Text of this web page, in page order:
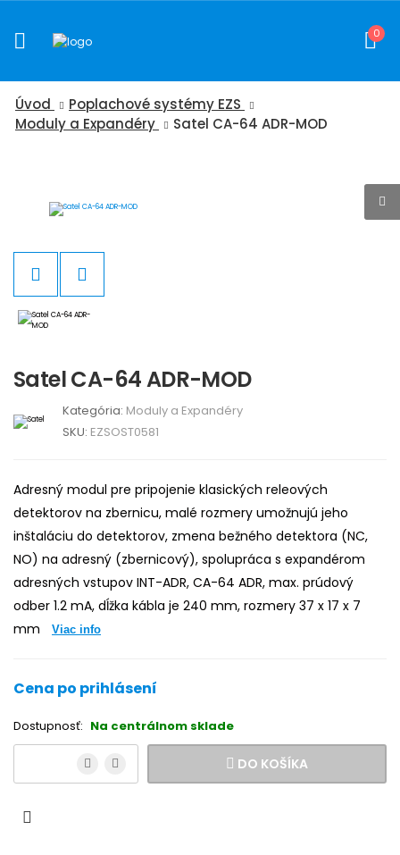
0
Úvod
Poplachové systémy EZS
Moduly a Expandéry
Satel CA-64 ADR-MOD
Satel CA-64 ADR-MOD
Kategória: Moduly a Expandéry
SKU: EZSOST0581
Adresný modul pre pripojenie klasických releových
detektorov na zbernicu, malé rozmery umožnujú jeho
inštaláciu do detektorov, zmena bežného detektora (NC,
NO) na adresný (zbernicový), spolupráca s expandérom
adresných vstupov INT-ADR, CA-64 ADR, max. prúdový
odber 1.2 mA, dĺžka kábla je 240 mm, rozmery 37 x 17 x 7
mm
Viac info
Cena po prihlásení
Dostupnosť: Na centrálnom sklade
DO KOŠÍKA